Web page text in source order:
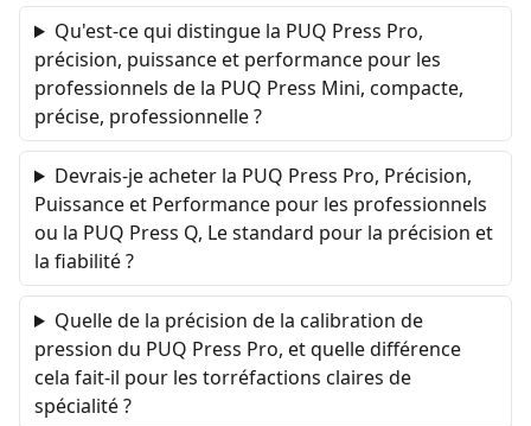
Qu'est-ce qui distingue la PUQ Press Pro,
précision, puissance et performance pour les
professionnels de la PUQ Press Mini, compacte,
précise, professionnelle ?
Devrais-je acheter la PUQ Press Pro, Précision,
Puissance et Performance pour les professionnels
ou la PUQ Press Q, Le standard pour la précision et
la fiabilité ?
Quelle de la précision de la calibration de
pression du PUQ Press Pro, et quelle différence
cela fait-il pour les torréfactions claires de
spécialité ?